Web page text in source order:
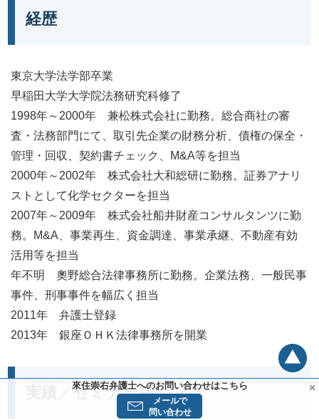
経歴
東京大学法学部卒業
早稲田大学大学院法務研究科修了
1998年～2000年 兼松株式会社に勤務。総合商社の審
査・法務部門にて、取引先企業の財務分析、債権の保全・
管理・回収、契約書チェック、M&A等を担当
2000年～2002年 株式会社大和総研に勤務。証券アナリ
ストとして化学セクターを担当
2007年～2009年 株式会社船井財産コンサルタンツに勤
務。M&A、事業再生、資金調達、事業承継、不動産有効
活用等を担当
年不明 奧野総合法律事務所に勤務。企業法務、一般民事
事件、刑事事件を幅広く担当
2011年 弁護士登録
2013年 銀座ＯＨＫ法律事務所を開業
実績／セミナー等 ×
來住崇右弁護士へのお問い合わせはこちら
メールで
問い合わせ